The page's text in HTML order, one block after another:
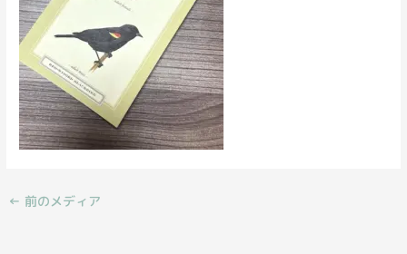
← 前のメディア